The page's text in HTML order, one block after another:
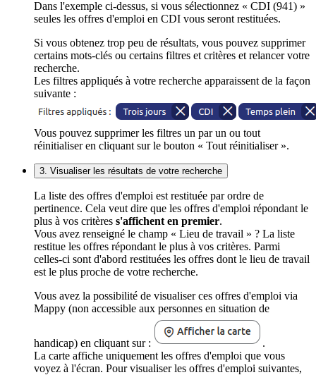
Dans l'exemple ci-dessus, si vous sélectionnez « CDI (941) »
seules les offres d'emploi en CDI vous seront restituées.
Si vous obtenez trop peu de résultats, vous pouvez supprimer
certains mots-clés ou certains filtres et critères et relancer votre
recherche.
Les filtres appliqués à votre recherche apparaissent de la façon
suivante :
Vous pouvez supprimer les filtres un par un ou tout
réinitialiser en cliquant sur le bouton « Tout réinitialiser ».
3. Visualiser les résultats de votre recherche
La liste des offres d'emploi est restituée par ordre de
pertinence. Cela veut dire que les offres d'emploi répondant le
plus à vos critères s'affichent en premier.
Vous avez renseigné le champ « Lieu de travail » ? La liste
restitue les offres répondant le plus à vos critères. Parmi
celles-ci sont d'abord restituées les offres dont le lieu de travail
est le plus proche de votre recherche.
Vous avez la possibilité de visualiser ces offres d'emploi via
Mappy (non accessible aux personnes en situation de
handicap) en cliquant sur :
.
La carte affiche uniquement les offres d'emploi que vous
voyez à l'écran. Pour visualiser les offres d'emploi suivantes,